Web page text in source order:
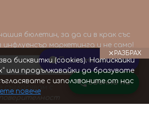
Пиши ни по Viber
Звънни ни
бюлетин, за да си в крак със
инфлуенсър маркетинга и не само!
съгласявам с
РАЗБРАХ
бисквитки (cookies). Натискайки
или продължавайки да бразувате
с използваните от нас
повече